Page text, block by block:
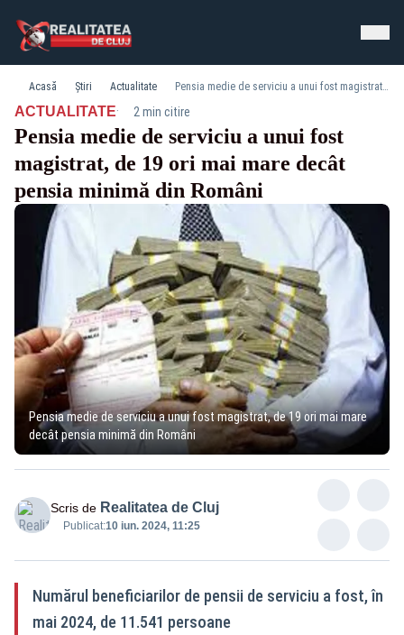
Acasă Știri Actualitate Pensia medie de serviciu a unui fost magistrat, de 19 ori mai mare decât pensia minimă din Români
ACTUALITATE· 2 min citire
Pensia medie de serviciu a unui fost
magistrat, de 19 ori mai mare decât
pensia minimă din Români
Pensia medie de serviciu a unui fost magistrat, de 19 ori mai mare
decât pensia minimă din Români
Scris de Realitatea de Cluj
Publicat:10 iun. 2024, 11:25
Numărul beneficiarilor de pensii de serviciu a fost, în
mai 2024, de 11.541 persoane